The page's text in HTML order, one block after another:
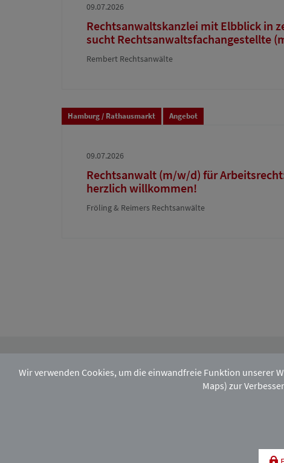
09.07.2026
Rechtsanwaltskanzlei mit Elbblick in
sucht Rechtsanwaltsfachangestellte
Rembert Rechtsanwälte
Hamburg / Rathausmarkt Angebot
09.07.2026
Rechtsanwalt (m/w/d) für
herzlich willkommen!
Fröling & Reimers Rechtsanwälte
Melden Sie sich hier zu unserem
Wir verwenden Cookies, um die einwandfreie Funktion unserer
Maps) zur